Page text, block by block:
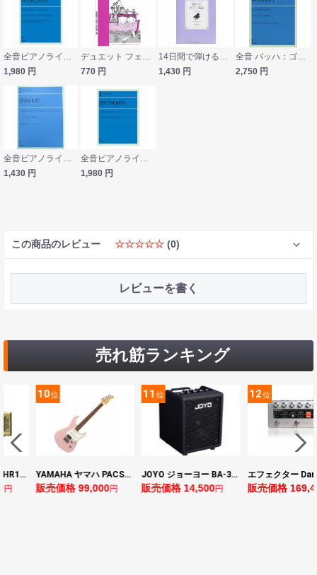
1,980 円
770 円
1,430 円
2,750 円
1,430 円
1,980 円
この商品のレビュー ☆☆☆☆☆ (0)
レビューを書く
売れ筋ランキング
ヤマハ YAMAHA THR10II 小型ギターアンプ
円
10位
YAMAHA ヤマハ PACS+12 ASP Pacifica Standard Plus パシフィカスタンダードプラス エレキギター
販売価格 99,000円
11位
JOYO ジョーヨー BA-30 VIBE CUBE BLK 30W 小型ベースアンプ Bluetooth+OTGオーディオI/F搭載
販売価格 14,500円
12位
販売価格